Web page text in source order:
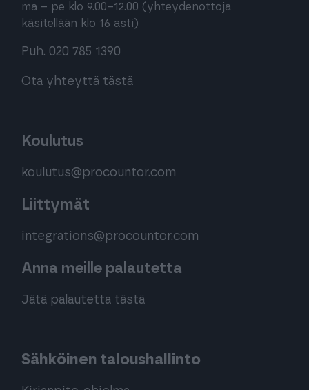
ma – pe klo 9.00–12.00 (yhteydenottoja
käsitellään klo 16 asti)
Puh. 020 785 1390
Ota yhteyttä tästä
Koulutus
koulutus@procountor.com
Liittymät
integrations@procountor.com
Anna meille palautetta
Jätä palautetta tästä
Sähköinen taloushallinto